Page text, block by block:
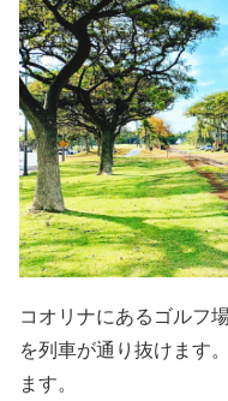
コオリナにあるゴルフ
を列車が通り抜けます
ます。